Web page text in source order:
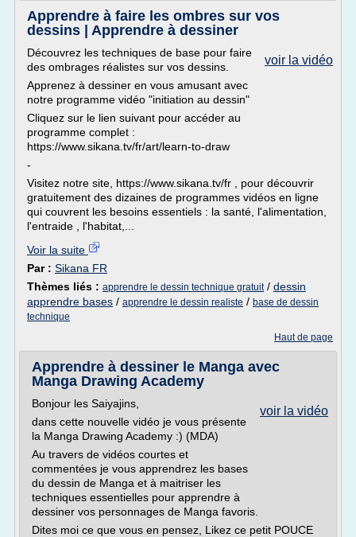
Apprendre à faire les ombres sur vos
dessins | Apprendre à dessiner
voir la vidéo
Découvrez les techniques de base pour faire
des ombrages réalistes sur vos dessins.
Apprenez à dessiner en vous amusant avec
notre programme vidéo "initiation au dessin"
Cliquez sur le lien suivant pour accéder au
programme complet :
https://www.sikana.tv/fr/art/learn-to-draw
-
Visitez notre site, https://www.sikana.tv/fr , pour découvrir
gratuitement des dizaines de programmes vidéos en ligne
qui couvrent les besoins essentiels : la santé, l'alimentation,
l'entraide , l'habitat,...
Voir la suite
Par : Sikana FR
Thèmes liés : apprendre le dessin technique gratuit/ dessin
apprendre bases / apprendre le dessin realiste / base de dessin
technique
Haut de page
Apprendre à dessiner le Manga avec
Manga Drawing Academy
voir la vidéo
Bonjour les Saiyajins,
dans cette nouvelle vidéo je vous présente
la Manga Drawing Academy :) (MDA)
Au travers de vidéos courtes et
commentées je vous apprendrez les bases
du dessin de Manga et à maitriser les
techniques essentielles pour apprendre à
dessiner vos personnages de Manga favoris.
Dites moi ce que vous en pensez, Likez ce petit POUCE